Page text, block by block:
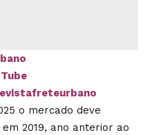
o mercado deve
2019, ano anterior ao